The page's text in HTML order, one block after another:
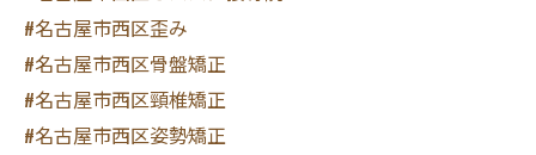
#名古屋市西区歪み
#名古屋市西区骨盤矯正
#名古屋市西区頸椎矯正
#名古屋市西区姿勢矯正